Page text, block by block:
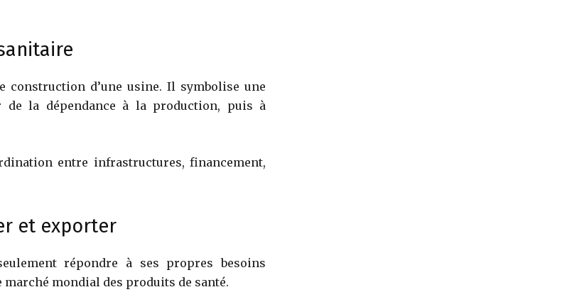
construction d’une usine. Il symbolise une
la dépendance à la production, puis à
entre infrastructures, financement,
et exporter
répondre à ses propres besoins
mondial des produits de santé.